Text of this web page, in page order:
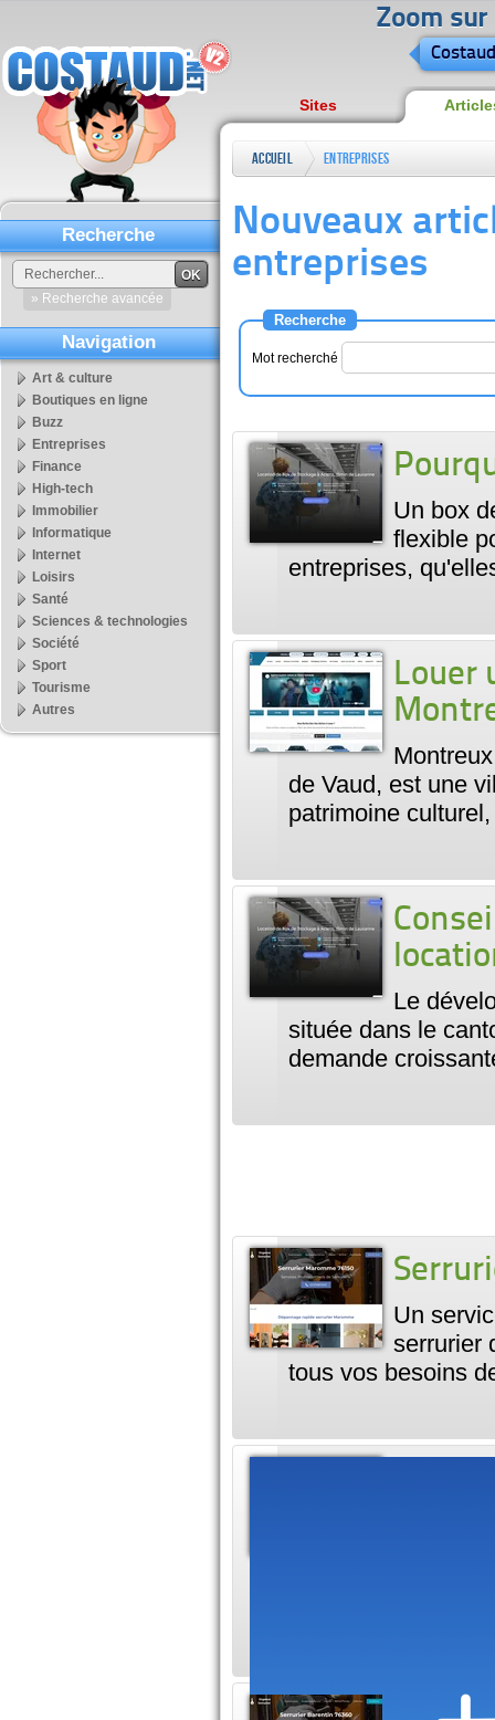
Zoom sur
Sites
Accueil Entreprises
Nouveaux
entreprises
Recherche
Mot recherché
Un box
flexible
entreprises,
Louer
de Vaud, est une
patrimoine
Le
située dans le
demande
Un
serrurier
tous vos besoins
Recherche
OK
» Recherche avancée
Navigation
Art & culture
Boutiques en ligne
Buzz
Entreprises
Finance
High-tech
Immobilier
Informatique
Internet
Loisirs
Santé
Sciences & technologies
Société
Sport
Tourisme
Autres